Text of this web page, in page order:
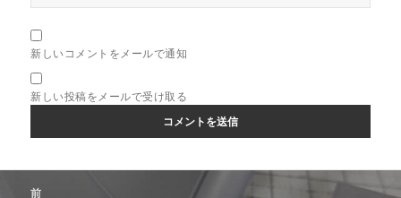
新しいコメントをメールで通知
新しい投稿をメールで受け取る
前